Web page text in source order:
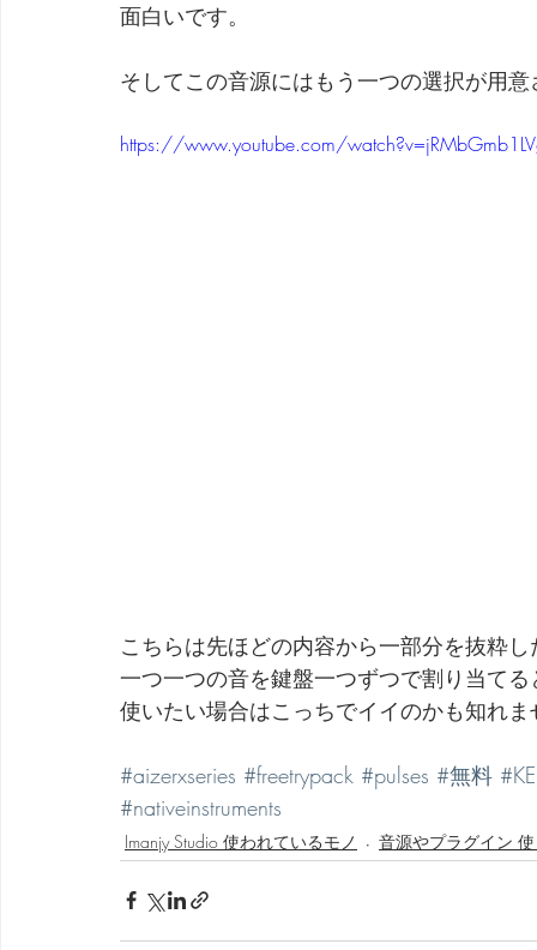
面白いです。
そしてこの音源にはもう一つの選択が用
https://www.youtube.com/
こちらは先ほどの内容から一部分を抜粋
一つ一つの音を鍵盤一つずつで割り当て
使いたい場合はこっちでイイのかも知れま
#aizerxseries #freetrypack #pulses #無料
#nativeinstruments
Imanjy Studio 使われているモノ 音源やプラグイン